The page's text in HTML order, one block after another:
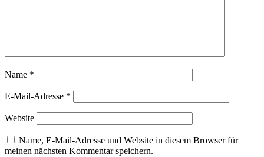
Name *
E-Mail-Adresse *
Website
Name, E-Mail-Adresse und Website in diesem Browser für
meinen nächsten Kommentar speichern.